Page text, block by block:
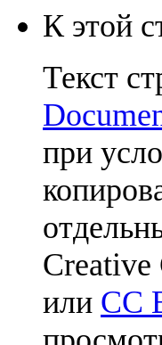
К этой
Текст
при
или CC